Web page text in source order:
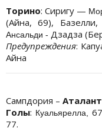
Торино: Сиригу —
(Айна, 69),
Ансальди - Дзадза
Предупреждения:
Айна
Сампдория –
Голы: Куальярелла,
77.